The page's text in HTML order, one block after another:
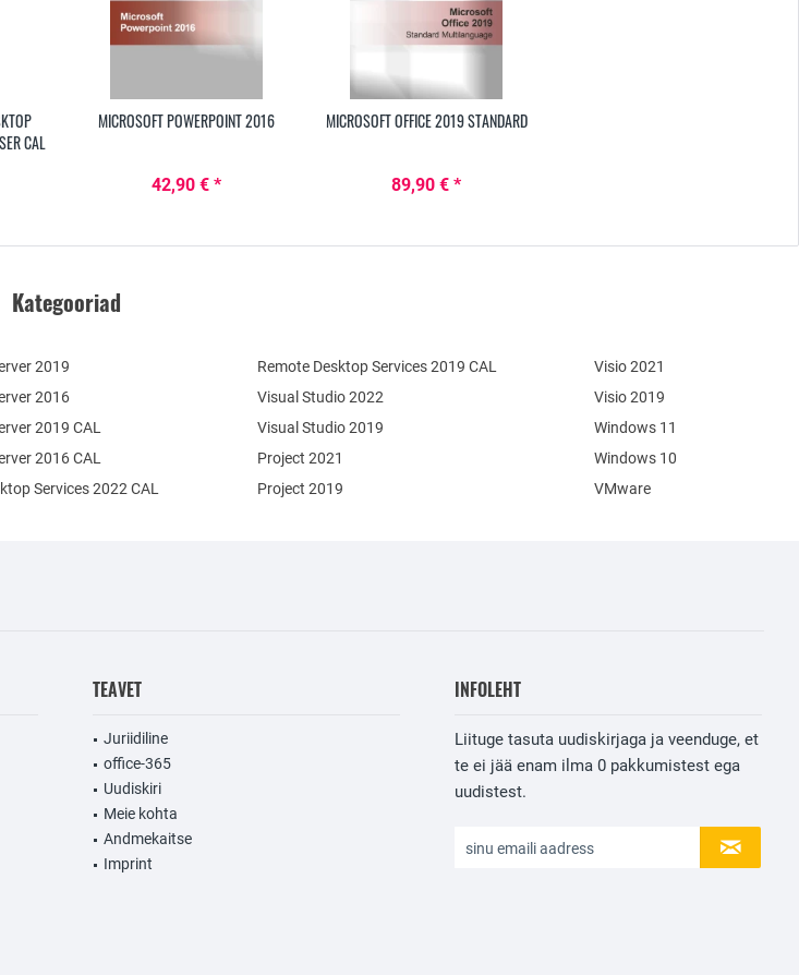
CAL
MICROSOFT POWERPOINT 2016
42,90 € *
MICROSOFT OFFICE 2019 STANDARD
89,90 € *
Kategooriad
2019
2016
Services 2022 CAL
Remote Desktop Services 2019 CAL
2019 CAL
2016 CAL
Visual Studio 2022
Visual Studio 2019
Project 2021
Project 2019
Visio 2021
Visio 2019
Windows 11
Windows 10
VMware
TEAVET
Juriidiline
office-365
Uudiskiri
Meie kohta
Andmekaitse
Imprint
INFOLEHT
Liituge tasuta uudiskirjaga ja veenduge, et
te ei jää enam ilma 0 pakkumistest ega
uudistest.